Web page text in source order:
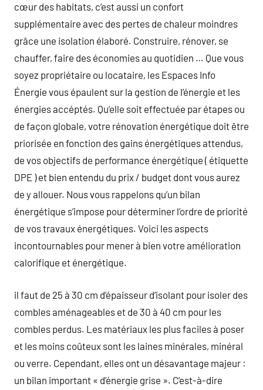
cœur des habitats, c’est aussi un confort
supplémentaire avec des pertes de chaleur moindres
grâce une isolation élaboré. Construire, rénover, se
chauffer, faire des économies au quotidien … Que vous
soyez propriétaire ou locataire, les Espaces Info
Énergie vous épaulent sur la gestion de l’énergie et les
énergies accéptés. Qu’elle soit effectuée par étapes ou
de façon globale, votre rénovation énergétique doit être
priorisée en fonction des gains énergétiques attendus,
de vos objectifs de performance énergétique ( étiquette
DPE ) et bien entendu du prix / budget dont vous aurez
de y allouer. Nous vous rappelons qu’un bilan
énergétique s’impose pour déterminer l’ordre de priorité
de vos travaux énergétiques. Voici les aspects
incontournables pour mener à bien votre amélioration
calorifique et énergétique.
il faut de 25 à 30 cm d’épaisseur d’isolant pour isoler des
combles aménageables et de 30 à 40 cm pour les
combles perdus. Les matériaux les plus faciles à poser
et les moins coûteux sont les laines minérales, minéral
ou verre. Cependant, elles ont un désavantage majeur :
un bilan important « d’énergie grise ». C’est-à-dire